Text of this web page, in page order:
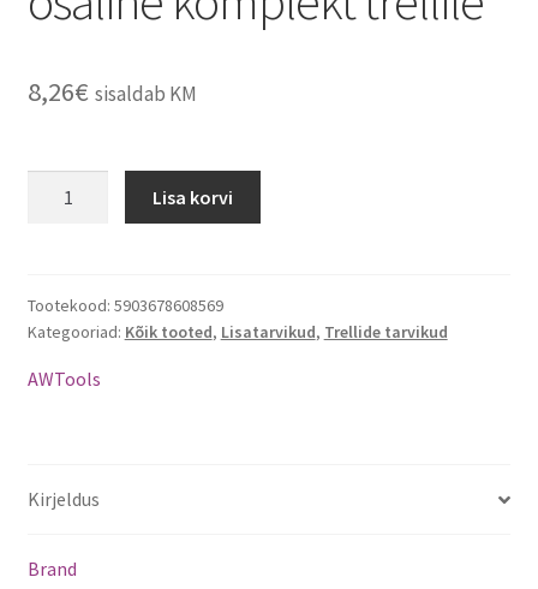
8,26€ sisaldab KM
Lisa korvi
Tootekood: 5903678608569
Kategooriad: Kõik tooted, Lisatarvikud, Trellide tarvikud
AWTools
Kirjeldus
Brand